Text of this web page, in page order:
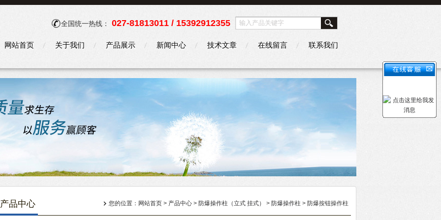
全国统一热线： 027-81813011 / 15392912355
网站首页 关于我们 产品展示 新闻中心 技术文章 在线留言 联系我们
产品中心 您的位置： 网站首页 > 产品中心 > 防爆操作柱（立式 挂式） > 防爆操作柱 > 防爆按钮操作柱